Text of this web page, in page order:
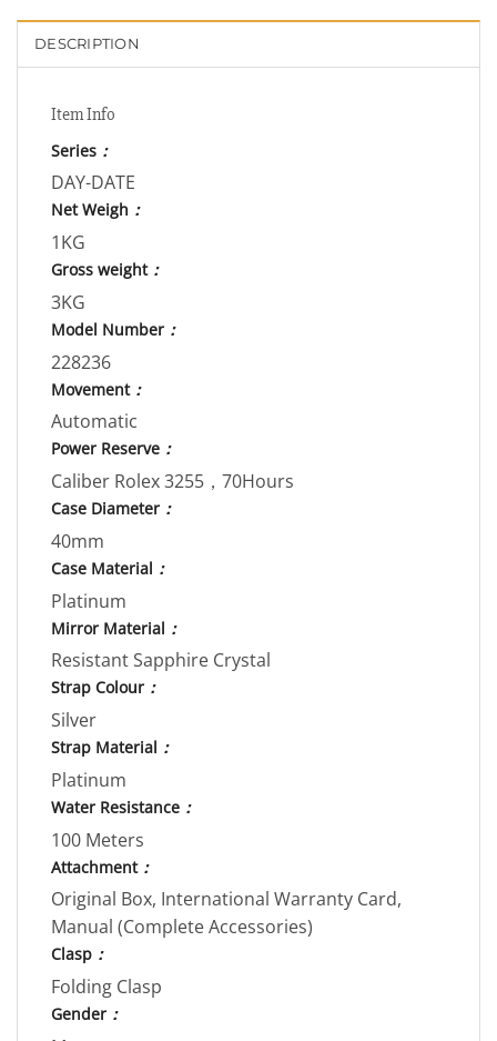
DESCRIPTION
Item Info
Series ：
DAY-DATE
Net Weigh ：
1KG
Gross weight：
3KG
Model Number ：
228236
Movement：
Automatic
Power Reserve ：
Caliber Rolex 3255，70Hours
Case Diameter ：
40mm
Case Material ：
Platinum
Mirror Material ：
Resistant Sapphire Crystal
Strap Colour ：
Silver
Strap Material ：
Platinum
Water Resistance ：
100 Meters
Attachment：
Original Box, International Warranty Card,
Manual (Complete Accessories)
Clasp ：
Folding Clasp
Gender ：